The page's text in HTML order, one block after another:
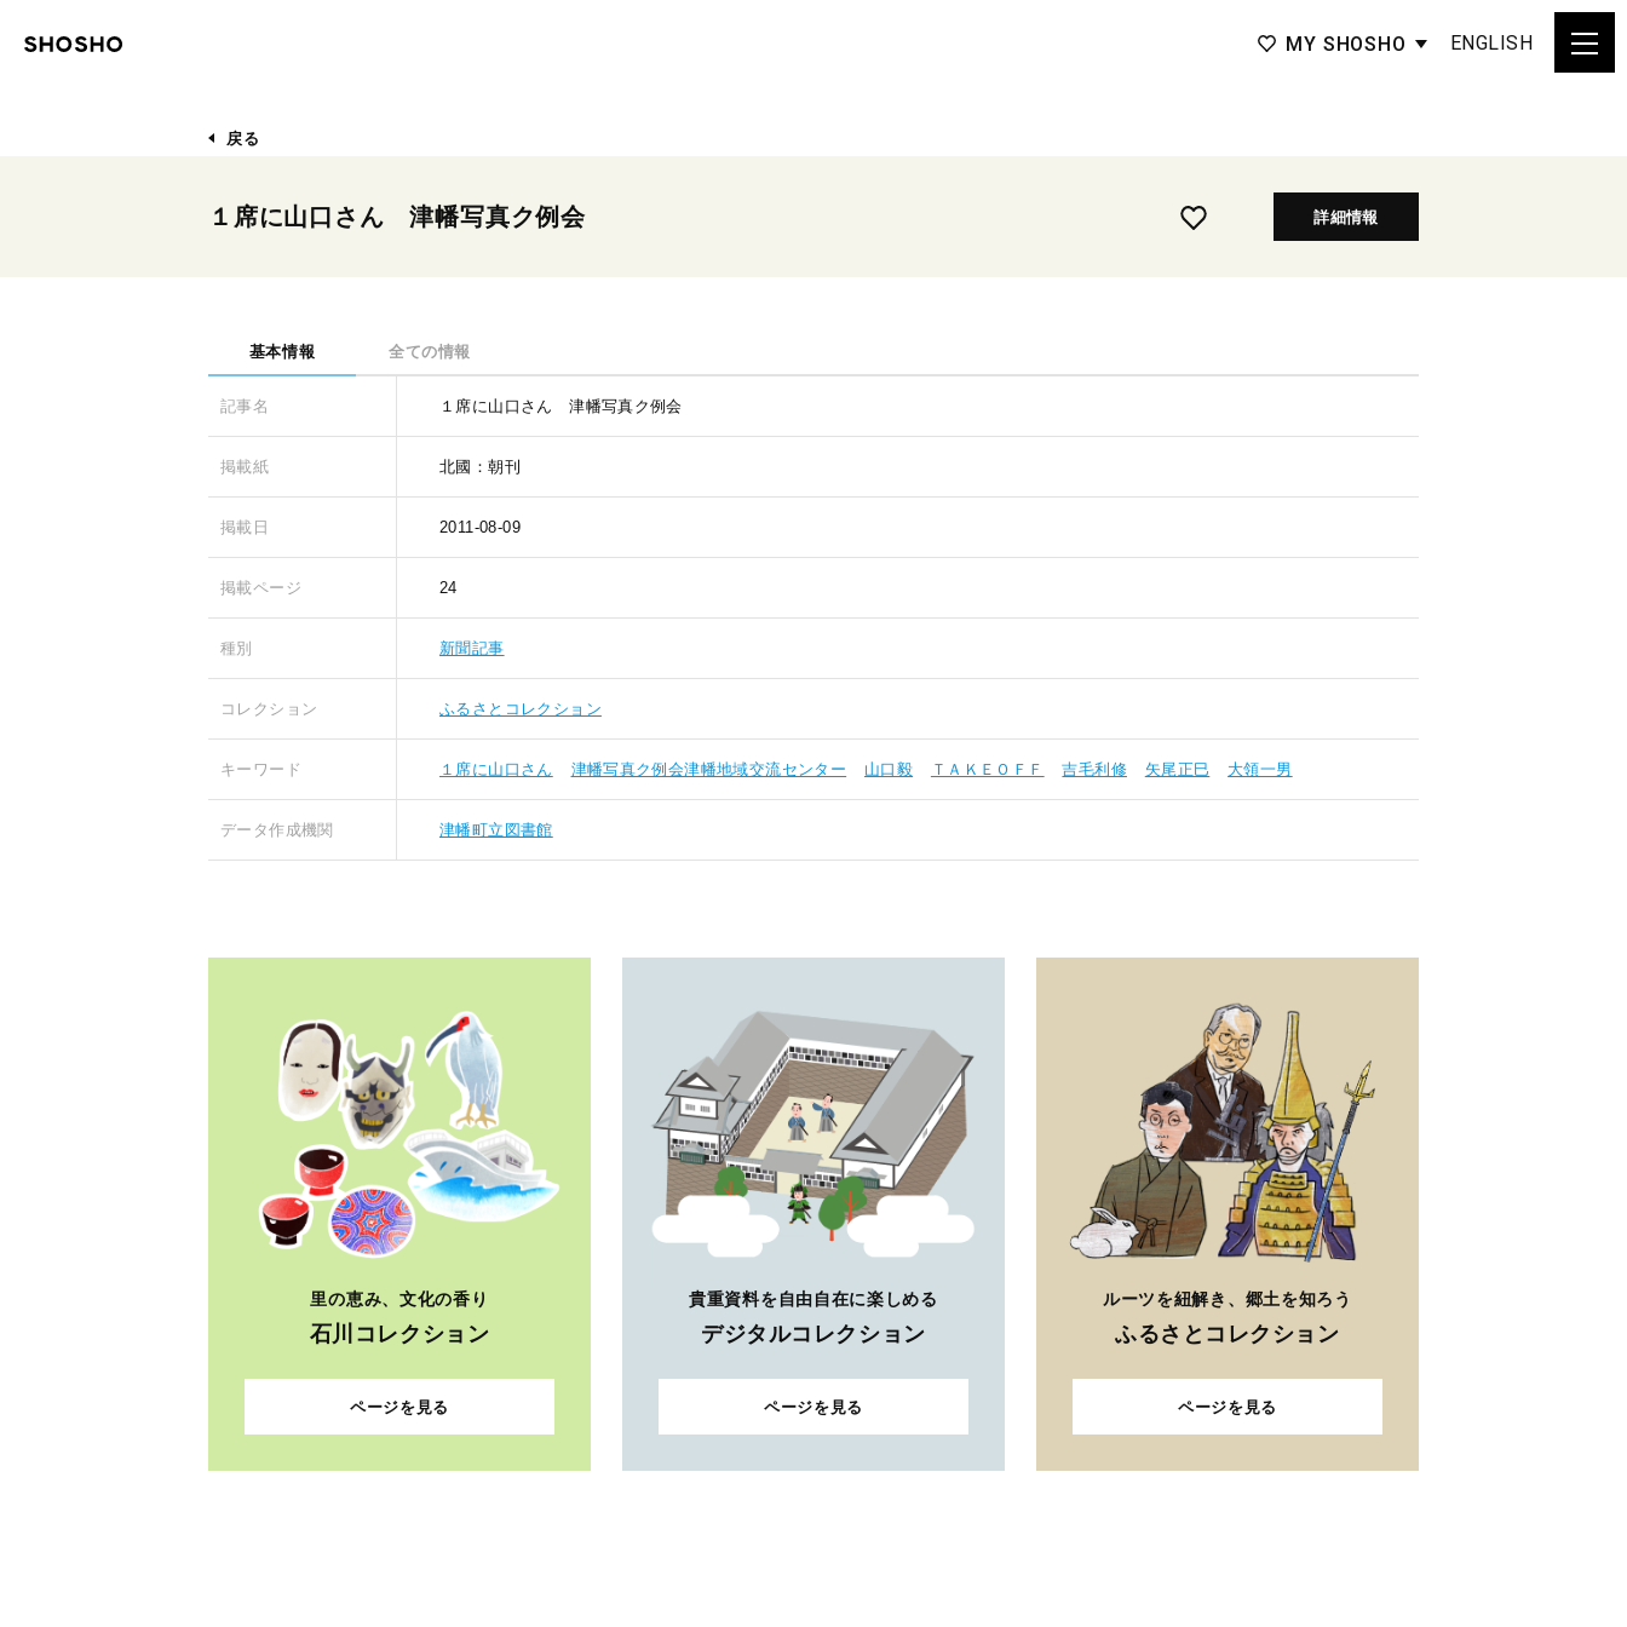
MY SHOSHO ENGLISH
戻る
１席に山口さん 津幡写真ク例会 詳細情報
基本情報 全ての情報
記事名 １席に山口さん 津幡写真ク例会
掲載紙 北國：朝刊
掲載日 2011-08-09
掲載ページ 24
種別 新聞記事
コレクション ふるさとコレクション
キーワード １席に山口さん 津幡写真ク例会津幡地域交流センター 山口毅 ＴＡＫＥＯＦＦ 吉毛利修 矢尾正巳 大領一男
データ作成機関 津幡町立図書館
里の恵み、文化の香り
石川コレクション
ページを見る
貴重資料を自由自在に楽しめる
デジタルコレクション
ページを見る
ルーツを紐解き、郷土を知ろう
ふるさとコレクション
ページを見る